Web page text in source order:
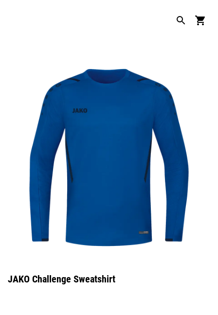
JAKO Challenge Sweatshirt